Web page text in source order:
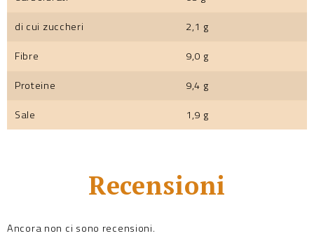
di cui zuccheri
2,1 g
Fibre
9,0 g
Proteine
9,4 g
Sale
1,9 g
Recensioni
Ancora non ci sono recensioni.